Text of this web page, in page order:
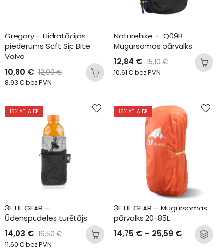
Gregory – Hidratācijas
piederums Soft Sip Bite
Valve
10,80 € 12,00€
8,93 €bez PVN
Naturehike –  Q09B
Mugursomas pārvalks
12,84 € 15,10€
10,61 €bez PVN
15% ATLAIDE
3F UL GEAR –
Ūdenspudeles turētājs
14,03 € 16,50€
11,60 €bez PVN
15% ATLAIDE
3F UL GEAR – Mugursomas
pārvalks 20-85L
14,75 € – 25,59 €